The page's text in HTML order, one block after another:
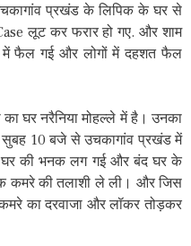
प्रखंड के लिपिक के घर से
लूट कर फरार हो गए. और शाम
में फैल गई और लोगों में दहशत फैल
का घर नरैनिया मोहल्ले में है। उनका
सुबह 10 बजे से उचकागांव प्रखंड में
घर की भनक लग गई और बंद घर के
कमरे की तलाशी ले ली। और जिस
का दरवाजा और लॉकर तोड़कर